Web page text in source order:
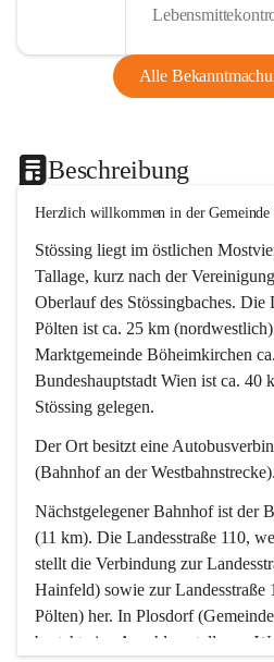
Alle
Beschreibung
Herzlich willkommen in der Gemeinde
Stössing liegt im östlichen
Tallage, kurz nach der
Oberlauf des Stössingbaches. Die
Pölten ist ca. 25 km
Marktgemeinde Böheimkirchen
Bundeshauptstadt Wien ist ca. 40
Stössing gelegen.
Der Ort besitzt eine
(Bahnhof an der Westbahnstrecke).
Nächstgelegener Bahnhof ist der
(11 km). Die Landesstraße 110,
stellt die Verbindung zur
Hainfeld) sowie zur Landesstraße
Pölten) her. In Plosdorf
besteht eine Anschlussstelle zur